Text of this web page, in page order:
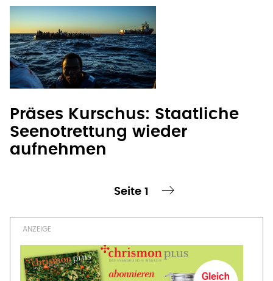
Präses Kurschus: Staatliche
Seenotrettung wieder
aufnehmen
Seite 1
nächste Seite ›